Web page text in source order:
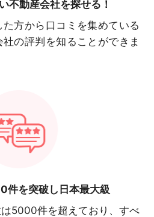
不動産会社を探せる！
方から口コミを集めている
の評判を知ることができま
件を突破し日本最大級
5000件を超えており、すべ